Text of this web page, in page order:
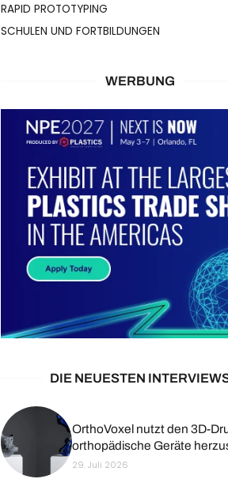
RAPID PROTOTYPING
SCHULEN UND FORTBILDUNGEN
WERBUNG
DIE NEUESTEN
OrthoVoxel nutzt den 3D-
orthopädische Geräte
29. Juli 2026